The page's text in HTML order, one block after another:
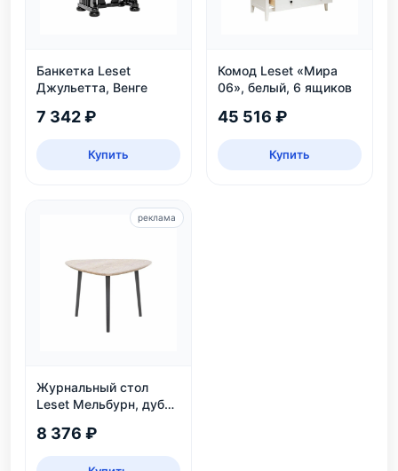
Банкетка Leset
Джульетта, Венге
7 342 ₽
Купить
Комод Leset «Мира
06», белый, 6 ящиков
45 516 ₽
Купить
Журнальный стол
Leset Мельбурн, дуб
8 376 ₽
реклама